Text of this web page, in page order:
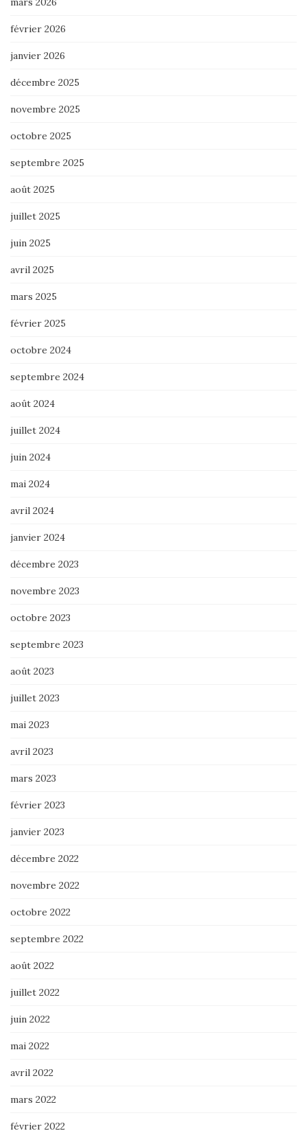
février 2026
janvier 2026
décembre 2025
novembre 2025
octobre 2025
septembre 2025
août 2025
juillet 2025
juin 2025
avril 2025
mars 2025
février 2025
octobre 2024
septembre 2024
août 2024
juillet 2024
juin 2024
mai 2024
avril 2024
janvier 2024
décembre 2023
novembre 2023
octobre 2023
septembre 2023
août 2023
juillet 2023
mai 2023
avril 2023
mars 2023
février 2023
janvier 2023
décembre 2022
novembre 2022
octobre 2022
septembre 2022
août 2022
juillet 2022
juin 2022
mai 2022
avril 2022
mars 2022
février 2022